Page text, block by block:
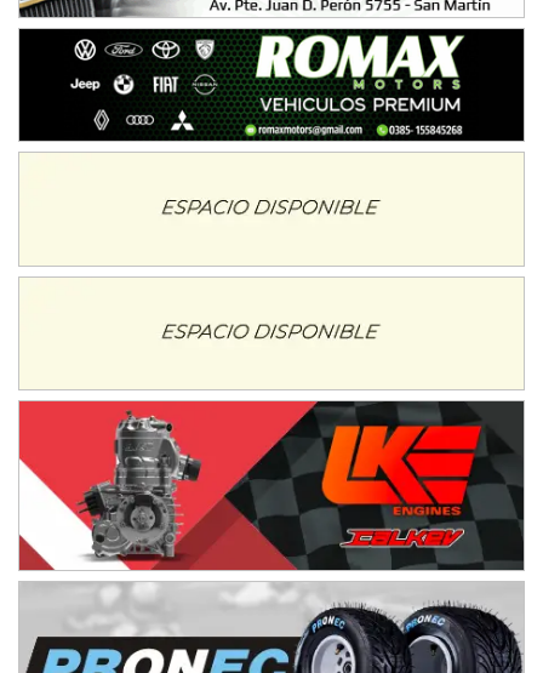
Rufino (Santa Fe)
TUCUMANO - F5
Juan Navarro (Asfalto)
El Timbó (Tucumán)